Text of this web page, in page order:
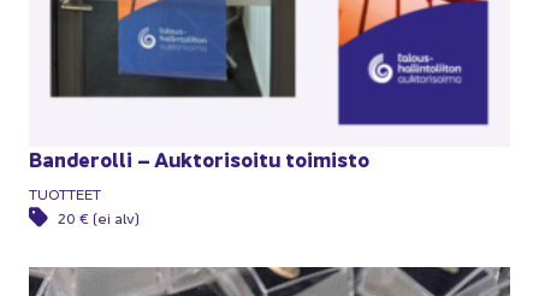
Ban­de­rol­li – Auk­to­ri­soi­tu toi­mis­to
TUOT­TEET
20 € (ei alv)